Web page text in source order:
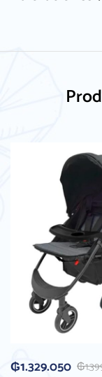
₲
₲1.329.050